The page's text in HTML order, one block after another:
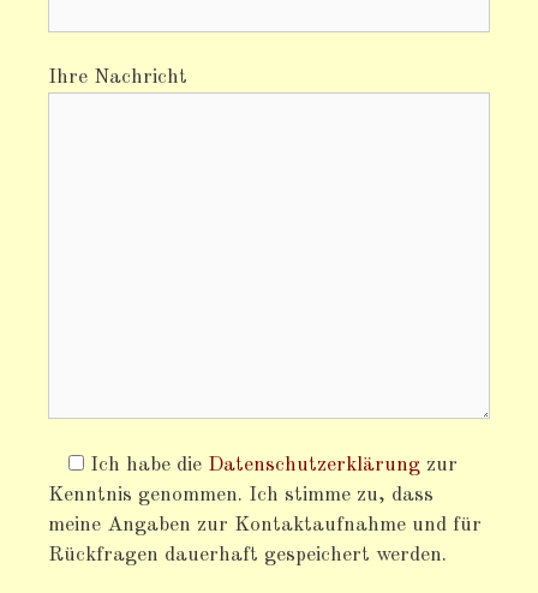
Ihre Nachricht
Ich habe die Datenschutzerklärung zur
Kenntnis genommen. Ich stimme zu, dass
meine Angaben zur Kontaktaufnahme und für
Rückfragen dauerhaft gespeichert werden.